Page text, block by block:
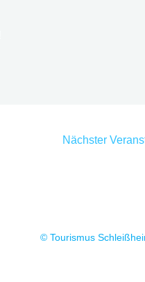
Nächster
© Tourismus